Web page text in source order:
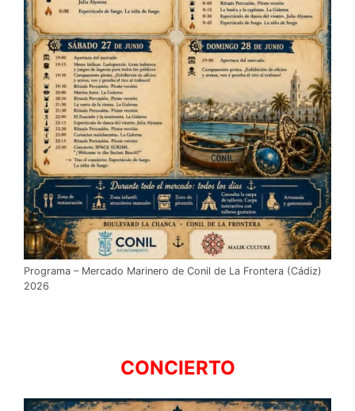
Programa – Mercado Marinero de Conil de La Frontera (Cádiz)
2026
CONCIERTO